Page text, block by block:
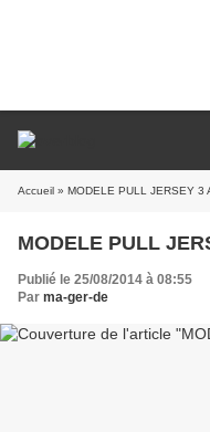
Accueil » MODELE PULL JERSEY 3
MODELE PULL
Publié le 25/08/2014 à 08:55
Par ma-ger-de